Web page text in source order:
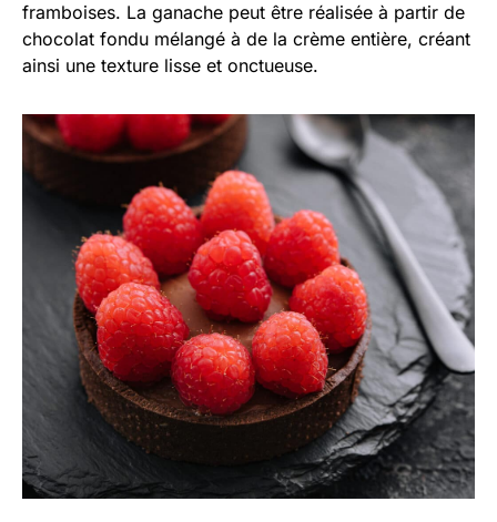
framboises. La ganache peut être réalisée à partir de
chocolat fondu mélangé à de la crème entière, créant
ainsi une texture lisse et onctueuse.